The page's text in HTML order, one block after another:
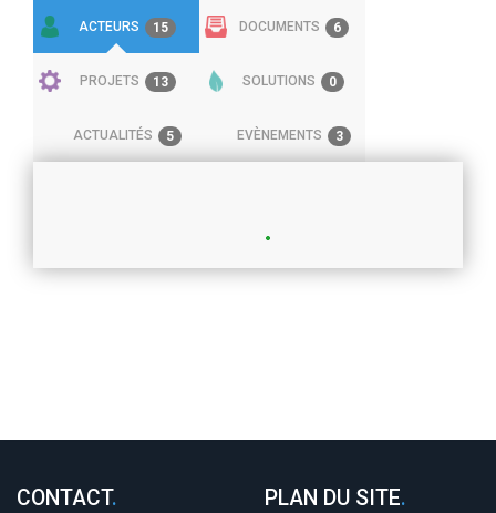
ACTEURS 15 DOCUMENTS 6
PROJETS 13 SOLUTIONS 0
ACTUALITÉS 5 EVÈNEMENTS 3
CONTACT. PLAN DU SITE.